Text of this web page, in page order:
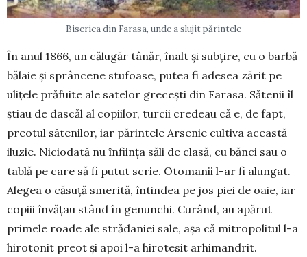
Biserica din Farasa, unde a slujit părintele
În anul 1866, un călugăr tânăr, înalt și subțire, cu o barbă
bălaie și sprâncene stufoase, putea fi adesea zărit pe
ulițele prăfuite ale satelor grecești din Farasa. Sătenii îl
știau de dascăl al copiilor, turcii credeau că e, de fapt,
preotul sătenilor, iar părintele Arsenie cultiva această
iluzie. Niciodată nu înființa săli de clasă, cu bănci sau o
tablă pe care să fi putut scrie. Otomanii l-ar fi alungat.
Alegea o căsuță smerită, întindea pe jos piei de oaie, iar
copiii învățau stând în genunchi. Curând, au apărut
primele roade ale strădaniei sale, așa că mitropo­litul l-a
hirotonit preot și apoi l-a hirotesit arhiman­drit.